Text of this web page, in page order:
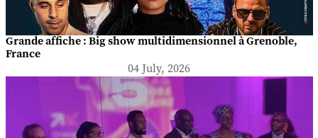
Grande affiche : Big show multidimensionnel à Grenoble,
France
04 July, 2026